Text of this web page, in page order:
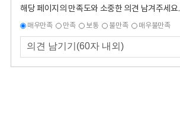
해당 페이지의 만족도와 소중한 의견 남겨주세요.
매우만족 만족 보통 불만족 매우불만족